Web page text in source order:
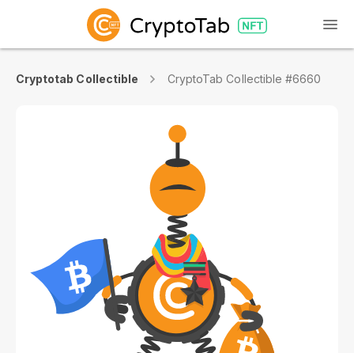
Cryptotab Collectible CryptoTab Collectible #6660